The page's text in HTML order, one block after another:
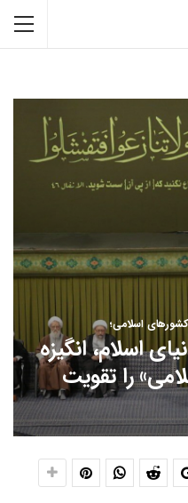
اسلامی؛
اسلام، انگیزه
را تقویت